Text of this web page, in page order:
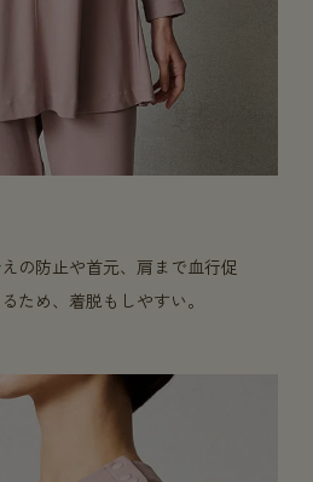
の防止や首元、肩まで血行促
ため、着脱もしやすい。